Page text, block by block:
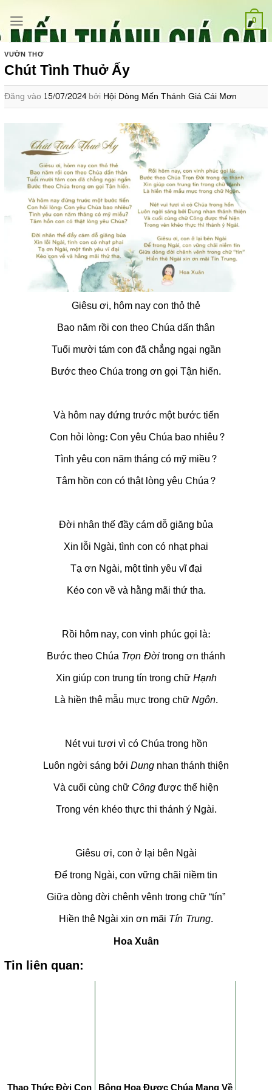
qua
nội
dung
0
VƯỜN THƠ
Chút Tình Thuở Ấy
Đăng vào 15/07/2024 bởi Hội Dòng Mến Thánh Giá Cái Mơn
Giêsu ơi, hôm nay con thỏ thẻ
Bao năm rồi con theo Chúa dấn thân
Tuổi mười tám con đã chẳng ngại ngần
Bước theo Chúa trong ơn gọi Tận hiến.
Và hôm nay đứng trước một bước tiến
Con hỏi lòng: Con yêu Chúa bao nhiêu?
Tình yêu con năm tháng có mỹ miều?
Tâm hồn con có thật lòng yêu Chúa?
Đời nhân thế đầy cám dỗ giăng bủa
Xin lỗi Ngài, tình con có nhạt phai
Tạ ơn Ngài, một tình yêu vĩ đại
Kéo con về và hằng mãi thứ tha.
Rồi hôm nay, con vinh phúc gọi là:
Bước theo ChúaTrọn Đờitrong ơn thánh
Xin giúp con trung tín trong chữHạnh
Là hiền thê mẫu mực trong chữNgôn.
Nét vui tươi vì có Chúa trong hồn
Luôn ngời sáng bởiDungnhan thánh thiện
Và cuối cùng chữCôngđược thể hiện
Trong vén khéo thực thi thánh ý Ngài.
Giêsu ơi, con ở lại bên Ngài
Để trong Ngài, con vững chãi niềm tin
Giữa dòng đời chênh vênh trong chữ “tín”
Hiền thê Ngài xin ơn mãi Tín Trung.
Hoa Xuân
Tin liên quan:
Thao Thức Đời Con Bông Hoa Được Chúa Mang Về